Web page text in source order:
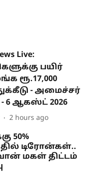
Live:
பயிர்
ரூ.17,000
- அமைச்சர்
ஆகஸ்ட் 2026
2 hours ago
50%
டிரோன்கள்..
மகள் திட்டம்